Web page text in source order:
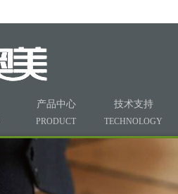
产品中心
PRODUCT
技术支持
TECHNOLOGY